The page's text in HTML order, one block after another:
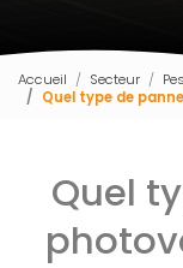
Accueil Secteur
Quel type de
Quel